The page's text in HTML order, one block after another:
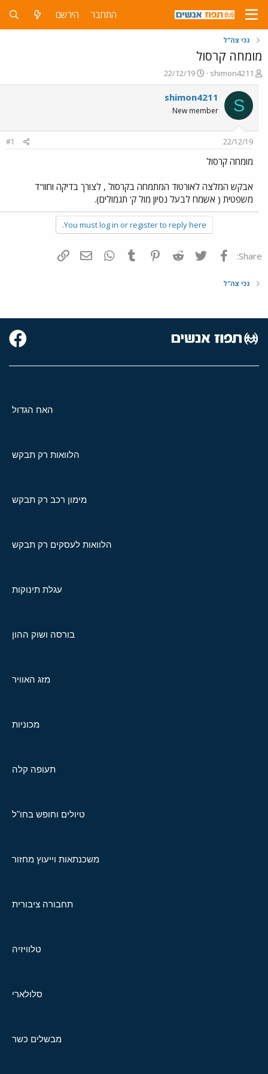
התחבר הירשם
נכי צה"ל
מומחה קרסול
פ
ו
ת
ח
ה
ו
ש
א
shimon4211
פ
ו
ר
ם
ך
22/12/19
S
shimon4211
New member
22/12/19
#1
מומחה קרסול
אבקש המלצה לאורטוד המתמחה בקרסול , לצורך בדיקה וחוו"ד
משפטית ( אשמח לבעל נסיון מול ק' תגמולים).
You must log in or register to reply here.
Share: פייסבוק Twitter
Reddit
Pinterest
Tumblr
WhatsAppדואר אלקטרוני
נכי צה"ל
האח הגדול
הלוואות רק תבקש
מימון רכב רק תבקש
הלוואות לעסקים רק תבקש
עגלת תינוקות
בורסה ושוק ההון
מזג האוויר
מכוניות
תעופה קלה
טיולים וחופש בחו"ל
משכנתאות וייעוץ מחזור
תחבורה ציבורית
טלוויזיה
סלולארי
מבשלים כשר